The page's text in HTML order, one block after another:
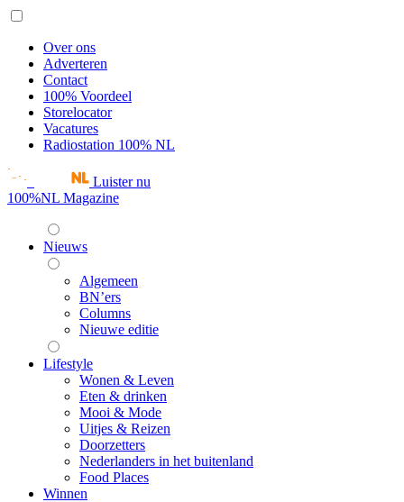
Over ons
Adverteren
Contact
100% Voordeel
Storelocator
Vacatures
Radiostation 100% NL
Luister nu
100%NL Magazine
Nieuws
Algemeen
BN’ers
Columns
Nieuwe editie
Lifestyle
Wonen & Leven
Eten & drinken
Mooi & Mode
Uitjes & Reizen
Doorzetters
Nederlanders in het buitenland
Food Places
Winnen